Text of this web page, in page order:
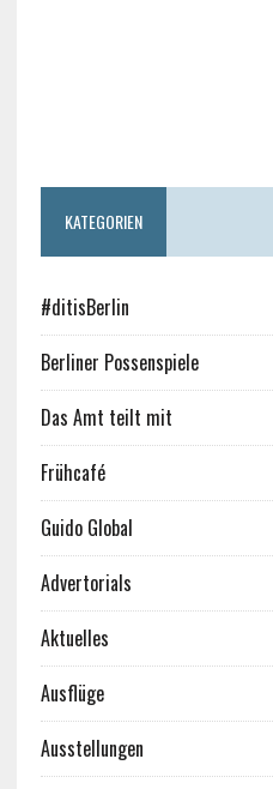
KATEGORIEN
#ditisBerlin
Berliner Possenspiele
Das Amt teilt mit
Frühcafé
Guido Global
Advertorials
Aktuelles
Ausflüge
Ausstellungen